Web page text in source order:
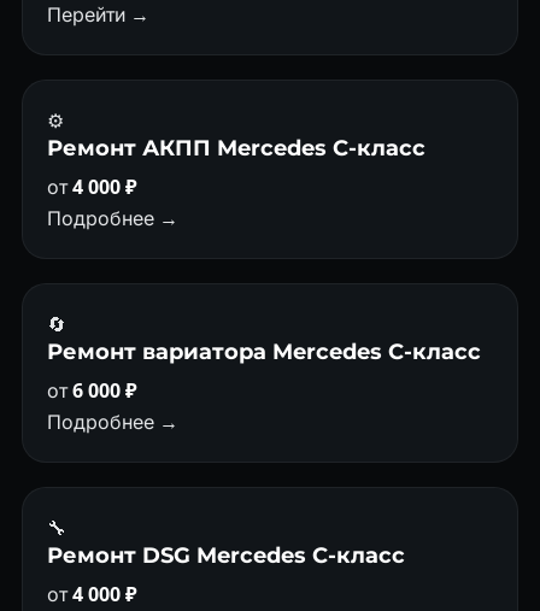
Перейти →
⚙️
Ремонт АКПП Mercedes C-класс
от4 000 ₽
Подробнее →
🔄
Ремонт вариатора Mercedes C-класс
от6 000 ₽
Подробнее →
🔧
Ремонт DSG Mercedes C-класс
от4 000 ₽